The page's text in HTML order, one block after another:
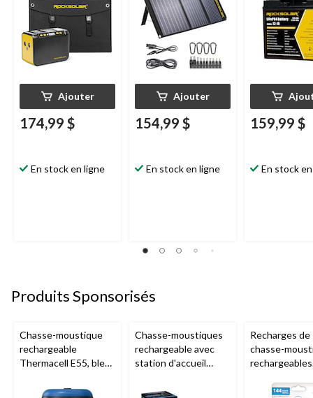
Ajouter
174,99 $
En stock en ligne
Ajouter
154,99 $
En stock en ligne
159,99 $
En stock
Produits Sponsorisés
Chasse-moustique
rechargeable
Thermacell E55, bleu
Chasse-moustiques
rechargeable avec
station d'accueil
charbon
Recharges de
chasse-
rechargeables
heures